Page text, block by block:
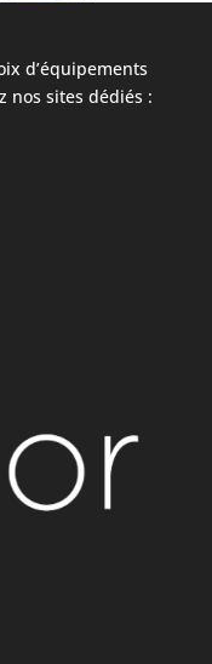
d’équipements
nos sites dédiés :